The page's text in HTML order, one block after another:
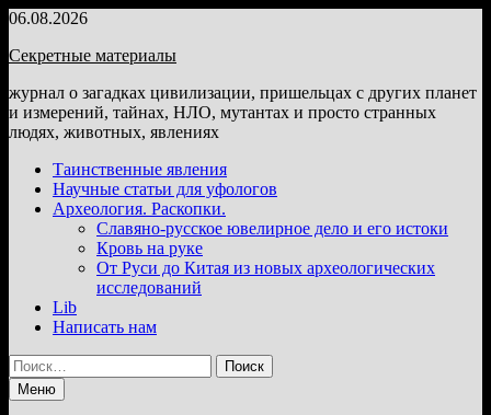
Перейти
содержимому
06.08.2026
Секретные материалы
журнал о загадках цивилизации, пришельцах с других планет
и измерений, тайнах, НЛО, мутантах и просто странных
людях, животных, явлениях
Таинственные явления
Научные статьи для уфологов
Археология. Раскопки.
Славяно-русское ювелирное дело и его истоки
Кровь на руке
От Руси до Китая из новых археологических
исследований
Lib
Написать нам
Найти:
Меню